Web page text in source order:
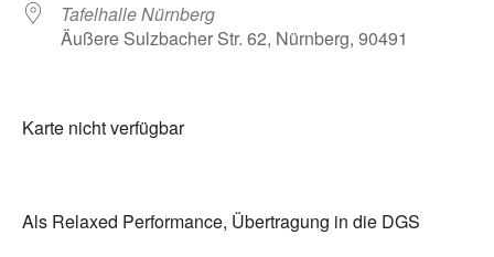
Tafelhalle Nürnberg
Äußere Sulzbacher Str. 62, Nürnberg, 90491
Karte nicht verfügbar
Als Relaxed Performance, Übertragung in die DGS